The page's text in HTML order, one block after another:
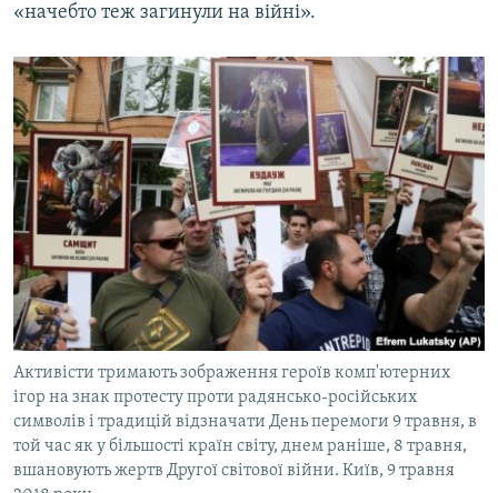
«начебто теж загинули на війні».
Активісти тримають зображення героїв комп'ютерних
ігор на знак протесту проти радянсько-російських
символів і традицій відзначати День перемоги 9 травня, в
той час як у більшості країн світу, днем раніше, 8 травня,
вшановують жертв Другої світової війни. Київ, 9 травня